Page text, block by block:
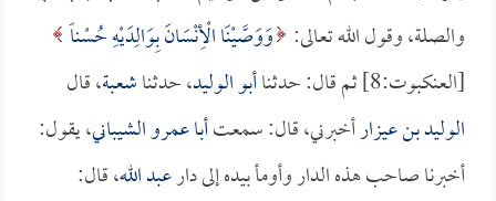
والصلة، وقول الله تعالى: وَوَصَّيْنَا الْأِنْسَانَ بِوَالِدَيْهِ حُسْناً
[العنكبوت:8] ثم قال: حدثنا
أبو الوليد، حدثناشعبة، قال
الوليد بن عيزارأخبرني، قال: سمعتأبا عمرو الشيباني، يقول:
أخبرنا صاحب هذه الدار وأومأ بيده إلى دارعبد الله، قال: